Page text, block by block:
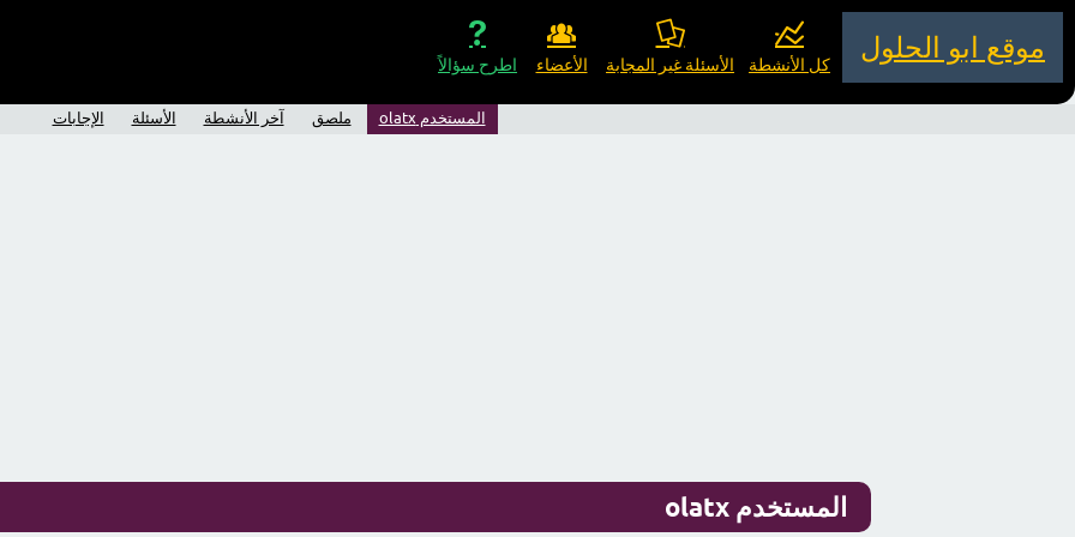
موقع ابو الحلول
كل الأنشطة الأسئلة غير المجابة الأعضاء اطرح سؤالاً
المستخدم olatx ملصق آخر الأنشطة الأسئلة الإجابات
المستخدم olatx